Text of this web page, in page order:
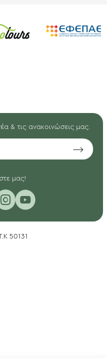
& τις ανακοινώσεις μας.
μας!
50131